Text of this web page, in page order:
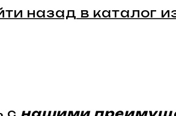
назад в каталог